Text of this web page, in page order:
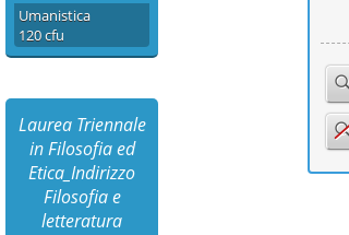
Umanistica
120 cfu
Laurea Triennale
in Filosofia ed
Etica_Indirizzo
Filosofia e
letteratura